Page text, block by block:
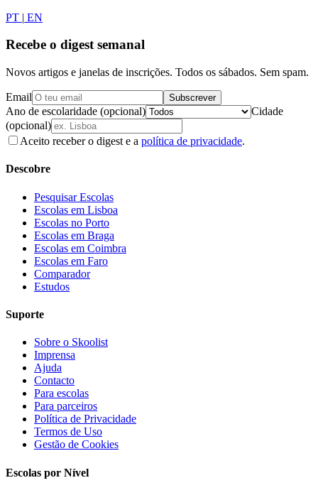
PT | EN
Recebe o digest semanal
Novos artigos e janelas de inscrições. Todos os sábados. Sem spam.
Email Subscrever
Ano de escolaridade (opcional)
Cidade
(opcional)
Aceito receber o digest e a política de privacidade.
Descobre
Pesquisar Escolas
Escolas em Lisboa
Escolas no Porto
Escolas em Braga
Escolas em Coimbra
Escolas em Faro
Comparador
Estudos
Suporte
Sobre o Skoolist
Imprensa
Ajuda
Contacto
Para escolas
Para parceiros
Política de Privacidade
Termos de Uso
Gestão de Cookies
Escolas por Nível